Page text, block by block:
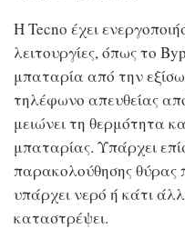
Η Tecno έχει
λειτουργίες, όπως το
μπαταρία από την
τηλέφωνο απευθείας
μειώνει τη θερμότητα
μπαταρίας. Υπάρχει
παρακολούθησης θύρας
υπάρχει νερό ή κάτι
καταστρέψει.